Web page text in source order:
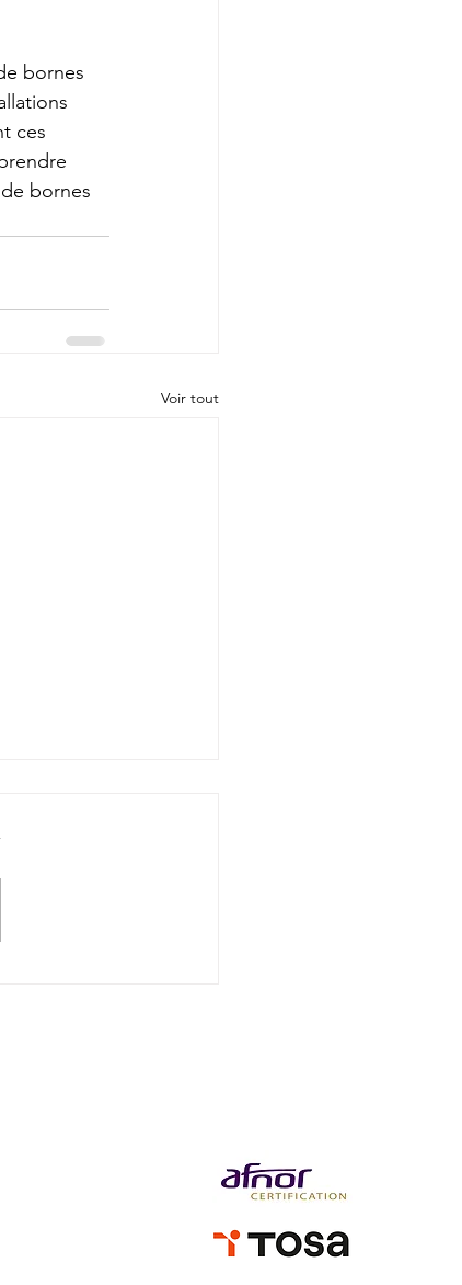
bornes
ces
bornes
Voir tout